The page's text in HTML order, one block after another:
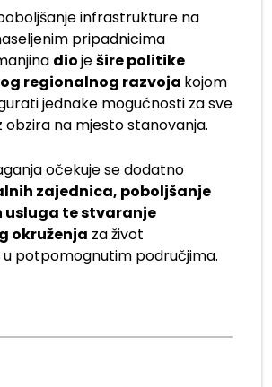
infrastrukture na
pripadnicima
dioješire politike
regionalnog razvoja kojom
jednake mogućnosti za sve
obzira na mjesto stanovanja.
očekuje se dodatno
zajednica, poboljšanje
usluga te stvaranje
okruženja za život
potpomognutim područjima.